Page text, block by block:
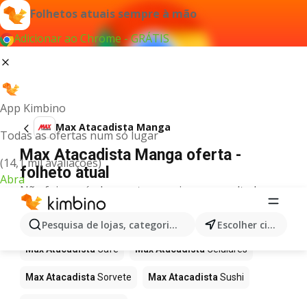
Folhetos atuais sempre à mão
Adicionar ao Chrome - GRÁTIS
App Kimbino
Todas as ofertas num só lugar
(14,1 mil avaliações)
Abra
Pesquisa de lojas, categorias,produtos... Escolher cidade
Max Atacadista Manga
Max Atacadista Manga oferta -
folheto atual
Não foi possível encontrar quaisquer resultados
para este termo.
Mais produtos em Max Atacadista
Max Atacadista Café Max Atacadista Celulares
Max Atacadista Sorvete Max Atacadista Sushi